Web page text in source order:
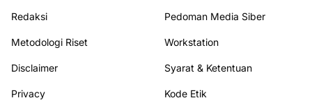
Redaksi Pedoman Media Siber
Metodologi Riset Workstation
Disclaimer Syarat & Ketentuan
Privacy Kode Etik